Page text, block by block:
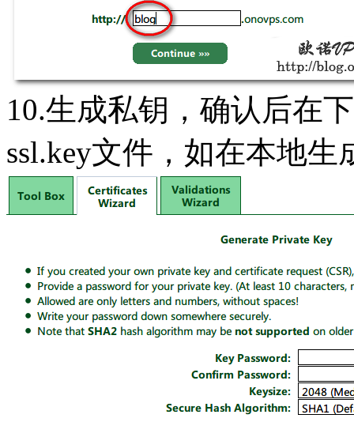
10.生成私钥，确认后在
ssl.key文件，如在本地生